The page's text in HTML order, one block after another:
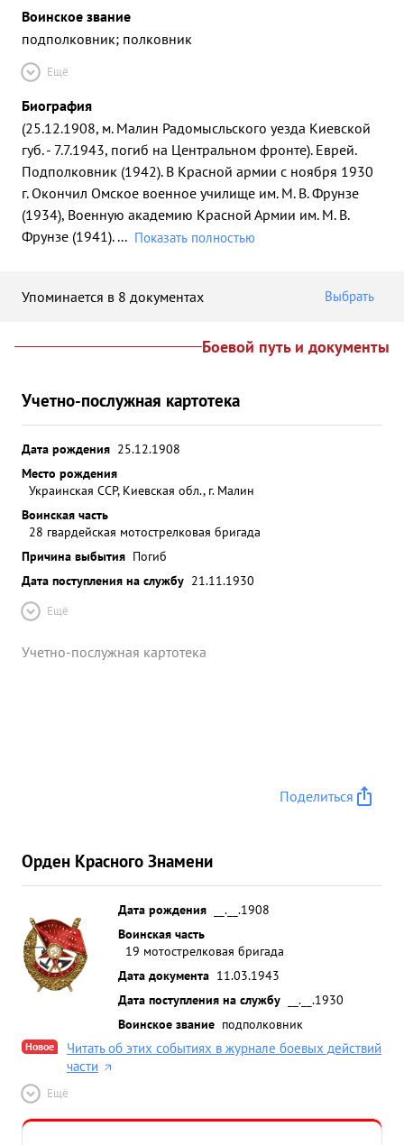
Воинское звание
подполковник; полковник
Ещё
Биография
(25.12.1908, м. Малин Радомысльского уезда Киевской
губ. - 7.7.1943, погиб на Центральном фронте). Еврей.
Подполковник (1942). В Красной армии с ноября 1930
г. Окончил Омское военное училище им. М. В. Фрунзе
(1934), Военную академию Красной Армии им. М. В.
Фрунзе (1941). ... Показать полностью
Упоминается в 8 документах Выбрать
Боевой путь и документы
Учетно-послужная картотека
Дата рождения 25.12.1908
Место рождения
Украинская ССР, Киевская обл., г. Малин
Воинская часть
28 гвардейская мотострелковая бригада
Причина выбытия Погиб
Дата поступления на службу 21.11.1930
Ещё
Учетно-послужная картотека
Поделиться
Орден Красного Знамени
Дата рождения
__.__.1908
Воинская часть
19 мотострелковая бригада
Дата документа 11.03.1943
Дата поступления на службу
__.__.1930
Воинское звание подполковник
Новое
Читать об этих событиях в журнале боевых действий
части
Ещё